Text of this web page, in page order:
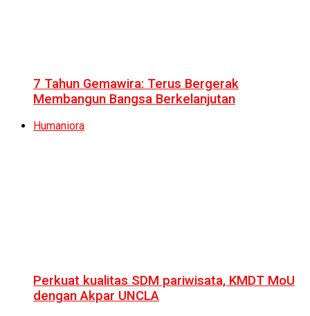
7 Tahun Gemawira: Terus Bergerak
Membangun Bangsa Berkelanjutan
Humaniora
Perkuat kualitas SDM pariwisata, KMDT MoU
dengan Akpar UNCLA